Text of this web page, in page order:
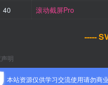
40
滚动截屏Pro
-----
明
本站资源仅供学习交流使用请勿商